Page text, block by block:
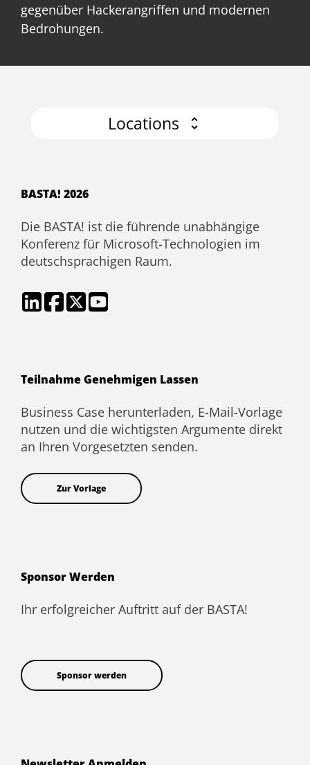
gegenüber Hackerangriffen und modernen
Bedrohungen.
Locations
BASTA! 2026
Die BASTA! ist die führende unabhängige
Konferenz für Microsoft-Technologien im
deutschsprachigen Raum.
Teilnahme Genehmigen Lassen
Business Case herunterladen, E-Mail-Vorlage
nutzen und die wichtigsten Argumente direkt
an Ihren Vorgesetzten senden.
Zur Vorlage
Sponsor Werden
Ihr erfolgreicher Auftritt auf der BASTA!
Sponsor werden